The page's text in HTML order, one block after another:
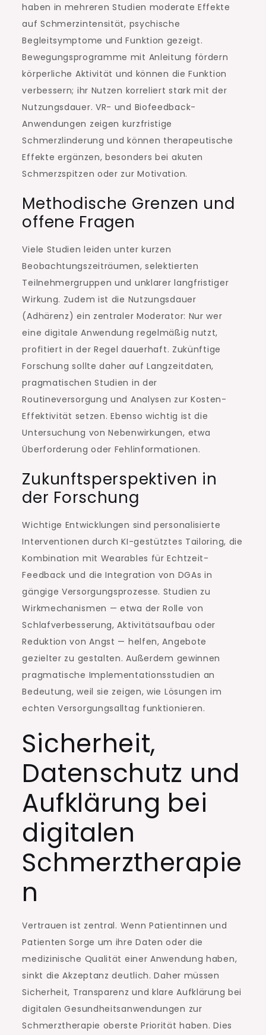
haben in mehreren Studien moderate Effekte
auf Schmerzintensität, psychische
Begleitsymptome und Funktion gezeigt.
Bewegungsprogramme mit Anleitung fördern
körperliche Aktivität und können die Funktion
verbessern; ihr Nutzen korreliert stark mit der
Nutzungsdauer. VR- und Biofeedback-
Anwendungen zeigen kurzfristige
Schmerzlinderung und können therapeutische
Effekte ergänzen, besonders bei akuten
Schmerzspitzen oder zur Motivation.
Methodische Grenzen und
offene Fragen
Viele Studien leiden unter kurzen
Beobachtungszeiträumen, selektierten
Teilnehmergruppen und unklarer langfristiger
Wirkung. Zudem ist die Nutzungsdauer
(Adhärenz) ein zentraler Moderator: Nur wer
eine digitale Anwendung regelmäßig nutzt,
profitiert in der Regel dauerhaft. Zukünftige
Forschung sollte daher auf Langzeitdaten,
pragmatischen Studien in der
Routineversorgung und Analysen zur Kosten-
Effektivität setzen. Ebenso wichtig ist die
Untersuchung von Nebenwirkungen, etwa
Überforderung oder Fehlinformationen.
Zukunftsperspektiven in
der Forschung
Wichtige Entwicklungen sind personalisierte
Interventionen durch KI-gestütztes Tailoring, die
Kombination mit Wearables für Echtzeit-
Feedback und die Integration von DGAs in
gängige Versorgungsprozesse. Studien zu
Wirkmechanismen — etwa der Rolle von
Schlafverbesserung, Aktivitätsaufbau oder
Reduktion von Angst — helfen, Angebote
gezielter zu gestalten. Außerdem gewinnen
pragmatische Implementationsstudien an
Bedeutung, weil sie zeigen, wie Lösungen im
echten Versorgungsalltag funktionieren.
Sicherheit,
Datenschutz und
Aufklärung bei
digitalen
Schmerztherapie
n
Vertrauen ist zentral. Wenn Patientinnen und
Patienten Sorge um ihre Daten oder die
medizinische Qualität einer Anwendung haben,
sinkt die Akzeptanz deutlich. Daher müssen
Sicherheit, Transparenz und klare Aufklärung bei
digitalen Gesundheitsanwendungen zur
Schmerztherapie oberste Priorität haben. Dies